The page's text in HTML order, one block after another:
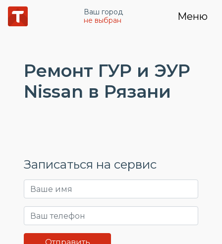
Ваш город
не выбран
Меню
Ремонт ГУР и ЭУР
Nissan в Рязани
Записаться на сервис